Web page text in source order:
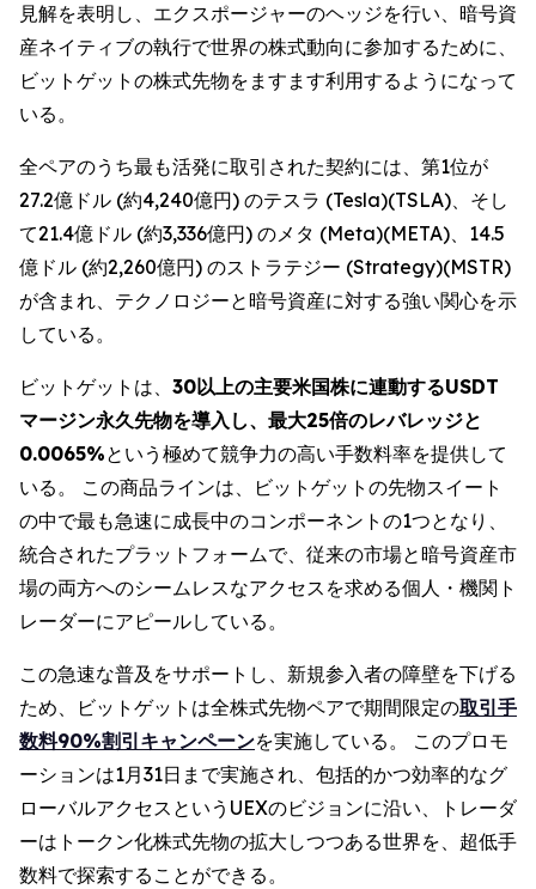
見解を表明し、エクスポージャーのヘッジを行い、暗号資
産ネイティブの執行で世界の株式動向に参加するために、
ビットゲットの株式先物をますます利用するようになって
いる。
全ペアのうち最も活発に取引された契約には、第1位が
27.2億ドル (約4,240億円) のテスラ (Tesla)(TSLA)、そし
て21.4億ドル (約3,336億円) のメタ (Meta)(META)、14.5
億ドル (約2,260億円) のストラテジー (Strategy)(MSTR)
が含まれ、テクノロジーと暗号資産に対する強い関心を示
している。
ビットゲットは、 30以上の主要米国株に連動するUSDT
マージン永久先物を導入し、最大25倍のレバレッジと
0.0065%という極めて競争力の高い手数料率を提供して
いる。 この商品ラインは、ビットゲットの先物スイート
の中で最も急速に成長中のコンポーネントの1つとなり、
統合されたプラットフォームで、従来の市場と暗号資産市
場の両方へのシームレスなアクセスを求める個人・機関ト
レーダーにアピールしている。
この急速な普及をサポートし、新規参入者の障壁を下げる
ため、ビットゲットは全株式先物ペアで期間限定の取引手
数料90%割引キャンペーンを実施している。 このプロモ
ーションは1月31日まで実施され、包括的かつ効率的なグ
ローバルアクセスというUEXのビジョンに沿い、トレーダ
ーはトークン化株式先物の拡大しつつある世界を、超低手
数料で探索することができる。